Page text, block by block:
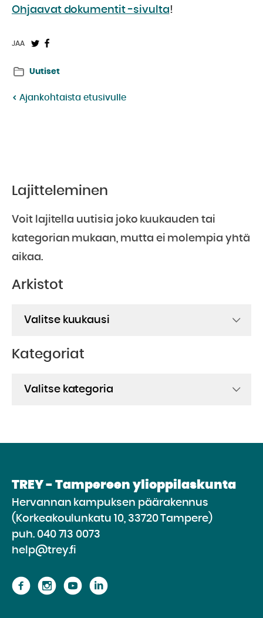
Ohjaavat dokumentit -sivulta!
JAA
JaaJaa
Uutiset
Ajankohtaista etusivulle
Lajitteleminen
Voit lajitella uutisia joko kuukauden tai
kategorian mukaan, mutta ei molempia yhtä
aikaa.
Arkistot
Kategoriat
TREY - Tampereen ylioppilaskunta
Hervannan kampuksen päärakennus
(Korkeakoulunkatu 10, 33720 Tampere)
puh. 040 713 0073
help@trey.fi
SiirrySiirrySiirrySiirry